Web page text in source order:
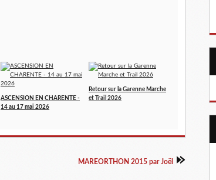
ASCENSION EN CHARENTE -
14 au 17 mai 2026
Retour sur la Garenne Marche
et Trail 2026
MAREORTHON 2015 par Joël